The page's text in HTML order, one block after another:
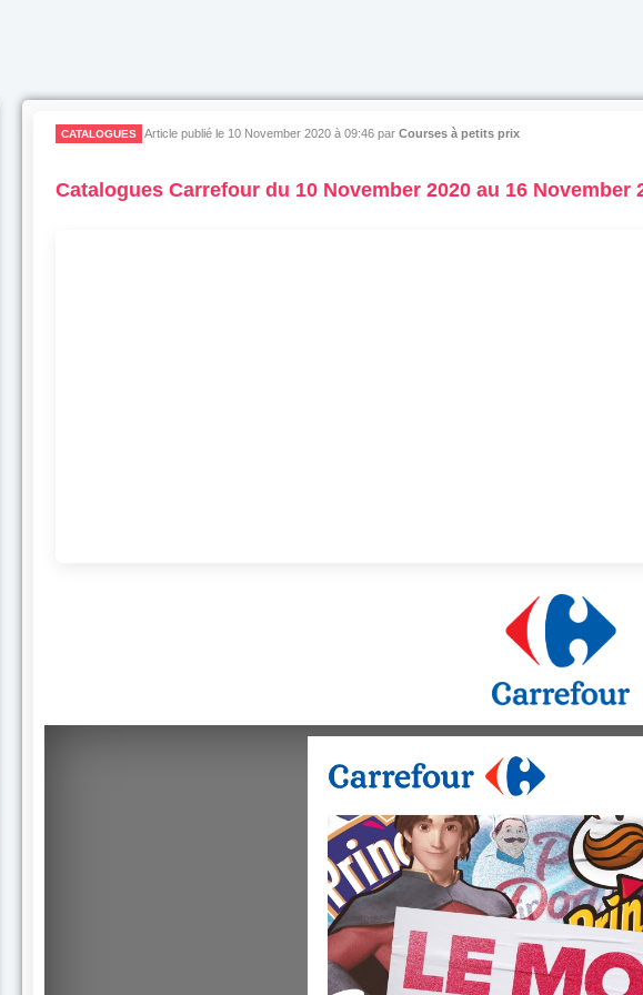
CATALOGUES Article publié le 10 November 2020 à 09:46 par Courses à petits prix
Catalogues Carrefour du 10 November 2020 au 16 November